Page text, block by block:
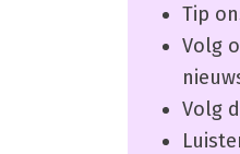
Tip
Volg
Volg